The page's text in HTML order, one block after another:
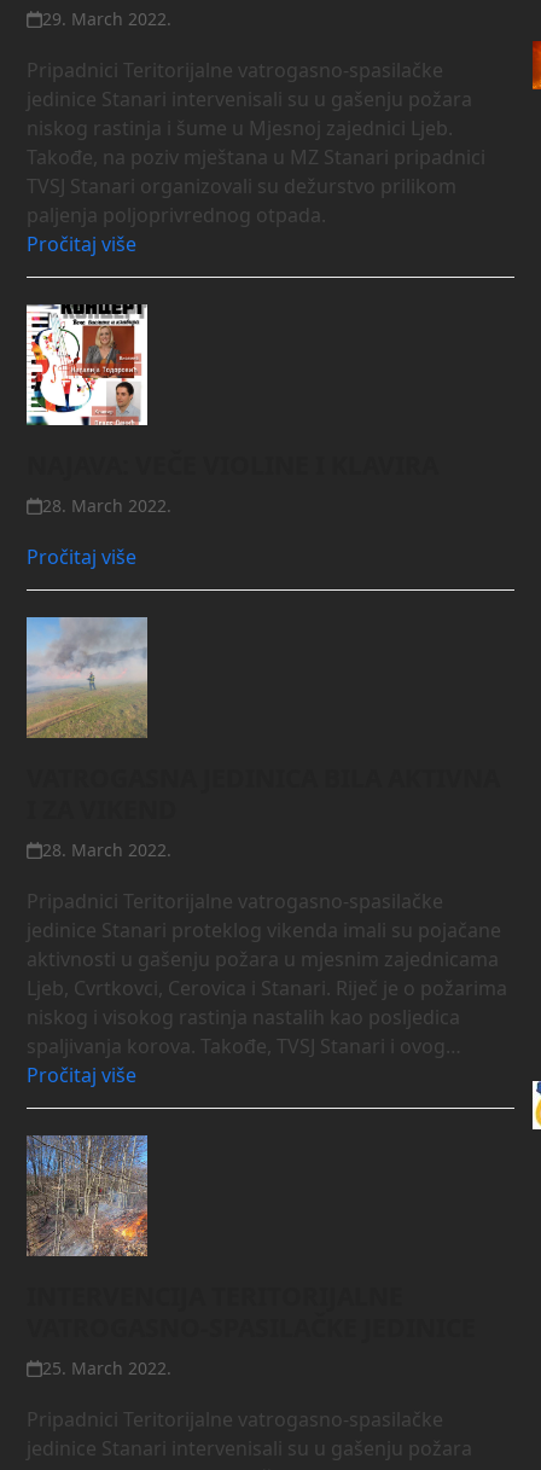
29. March 2022.
Pripadnici Teritorijalne vatrogasno-spasilačke
jedinice Stanari intervenisali su u gašenju požara
niskog rastinja i šume u Mjesnoj zajednici Ljeb.
Takođe, na poziv mještana u MZ Stanari pripadnici
TVSJ Stanari organizovali su dežurstvo prilikom
paljenja poljoprivrednog otpada.
Pročitaj više
28. March 2022.
Pročitaj više
28. March 2022.
Pripadnici Teritorijalne vatrogasno-spasilačke
jedinice Stanari proteklog vikenda imali su pojačane
aktivnosti u gašenju požara u mjesnim zajednicama
Ljeb, Cvrtkovci, Cerovica i Stanari. Riječ je o požarima
niskog i visokog rastinja nastalih kao posljedica
spaljivanja korova. Takođe, TVSJ Stanari i ovog…
Pročitaj više
25. March 2022.
Pripadnici Teritorijalne vatrogasno-spasilačke
jedinice Stanari intervenisali su u gašenju požara